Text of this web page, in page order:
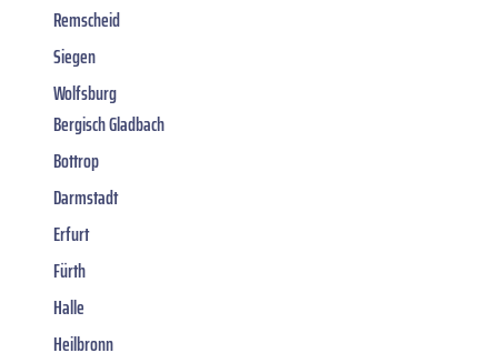
Remscheid
Siegen
Wolfsburg
Bergisch Gladbach
Bottrop
Darmstadt
Erfurt
Fürth
Halle
Heilbronn